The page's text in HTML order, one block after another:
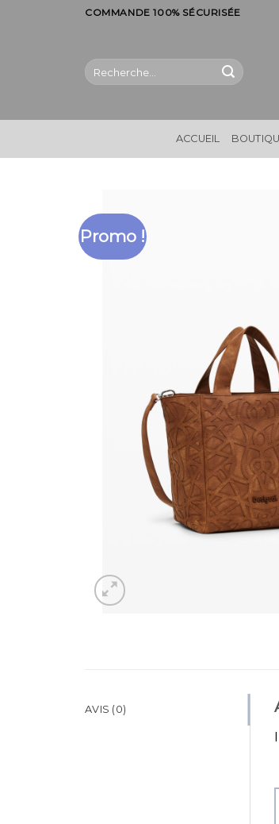
COMMANDE 100% SÉCURISÉE
Recherche
pour :
ACCUEIL
Promo !
AVIS (0)